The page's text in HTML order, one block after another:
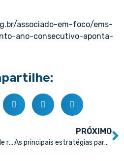
associado-em-foco/ems-
ano-consecutivo-aponta-
Computação quântica pode reinventar desenvolvimento de fármacos e transformar processos na saúde
PRÓXIMO
As principais estratégias para as farmácias aproveitarem a Black Friday